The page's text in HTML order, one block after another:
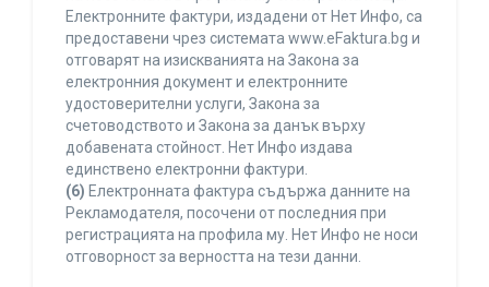
Електронните фактури, издадени от Нет Инфо, са
предоставени чрез системата www.eFaktura.bg и
отговарят на изискванията на Закона за
електронния документ и електронните
удостоверителни услуги, Закона за
счетоводството и Закона за данък върху
добавената стойност. Нет Инфо издава
единствено електронни фактури.
(6) Електронната фактура съдържа данните на
Рекламодателя, посочени от последния при
регистрацията на профила му. Нет Инфо не носи
отговорност за верността на тези данни.